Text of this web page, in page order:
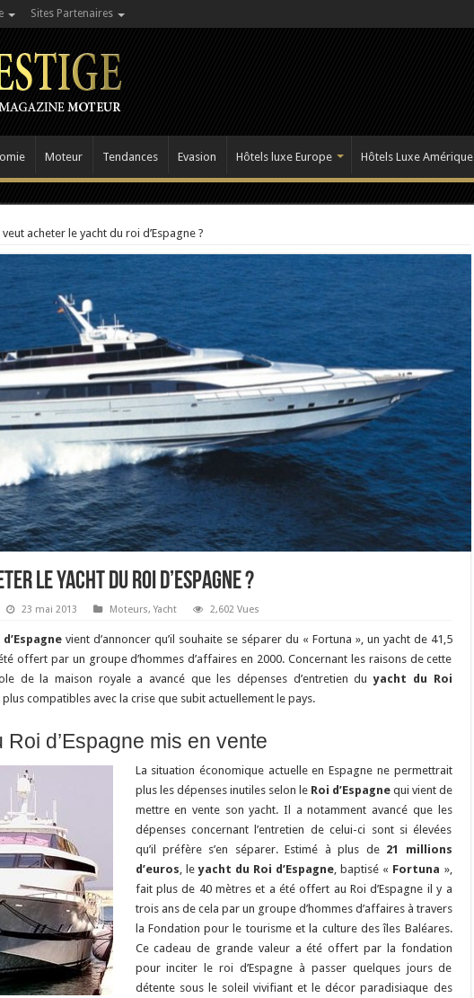
Sites Partenaires
Moteur Tendances Evasion Hôtels luxe Europe Hôtels Luxe Amérique
acheter le yacht du roi d’Espagne ?
le yacht du roi d’Espagne ?
23 mai 2013 Moteurs,Yacht 2,602 Vues
vient d’annoncer qu’il souhaite se séparer du « Fortuna », un yacht de 41,5
offert par un groupe d’hommes d’affaires en 2000. Concernant les raisons de cette
de la maison royale a avancé que les dépenses d’entretien duyacht du Roi
plus compatibles avec la crise que subit actuellement le pays.
Roi d’Espagne mis en vente
La situation économique actuelle en Espagne ne permettrait
plus les dépenses inutiles selon leRoi d’Espagnequi vient de
mettre en vente son yacht. Il a notamment avancé que les
dépenses concernant l’entretien de celui-ci sont si élevées
qu’il préfère s’en séparer. Estimé à plus de 21 millions
d’euros, leyacht du Roi d’Espagne, baptisé « Fortuna »,
fait plus de 40 mètres et a été offert au Roi d’Espagne il y a
trois ans de cela par un groupe d’hommes d’affaires à travers
la Fondation pour le tourisme et la culture des îles Baléares.
Ce cadeau de grande valeur a été offert par la fondation
pour inciter le roi d’Espagne à passer quelques jours de
détente sous le soleil vivifiant et le décor paradisiaque des